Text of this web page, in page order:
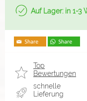
Auf Lager: in 1-3
Top
Bewertungen
schnelle
Lieferung